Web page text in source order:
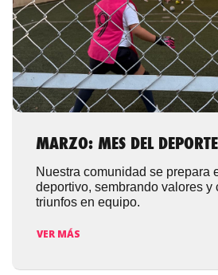
MARZO: MES DEL
Nuestra comunidad se prepara
deportivo, sembrando valores y
triunfos en equipo.
VER MÁS